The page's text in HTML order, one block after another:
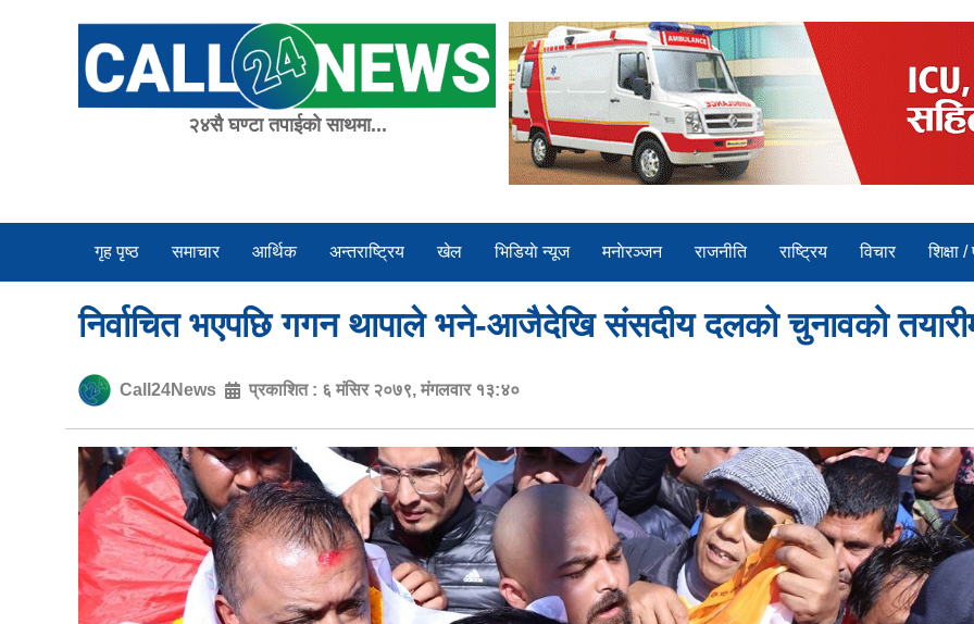
२४सै घण्टा तपाईको साथमा...
गृह पृष्ठ समाचार आर्थिक अन्तराष्ट्रिय खेल भिडियाे न्यूज मनाेरञ्जन राजनीति राष्ट्रिय विचार शिक्षा /
निर्वाचित भएपछि गगन थापाले भने-आजैदेखि संसदीय दलको चुनावको
Call24News प्रकाशित : ६ मंसिर २०७९, मंगलवार १३:४०